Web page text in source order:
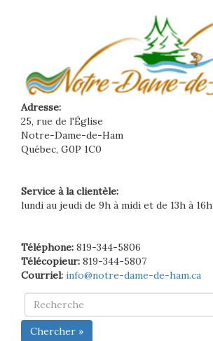
Adresse:
25, rue de l'Église
Notre-Dame-de-Ham
Québec, G0P 1C0
Service à la clientèle:
lundi au jeudi de 9h à midi et de 13h à 16h
Téléphone: 819-344-5806
Télécopieur: 819-344-5807
Courriel: info@notre-dame-de-ham.ca
Chercher »